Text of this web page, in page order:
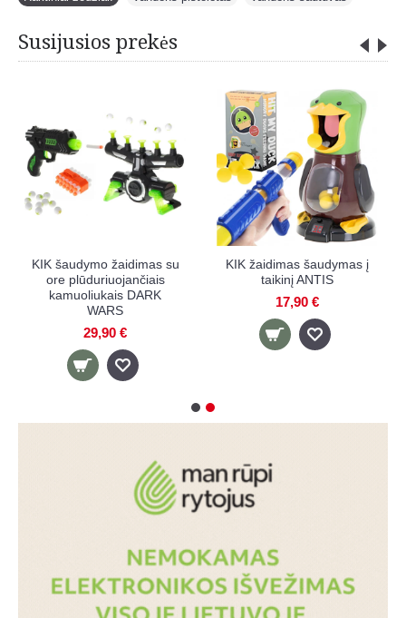
Susijusios prekės
KIK šaudymo žaidimas su
ore plūduriuojančiais
kamuoliukais DARK
KIK žaidimas
taikinį ANTIS